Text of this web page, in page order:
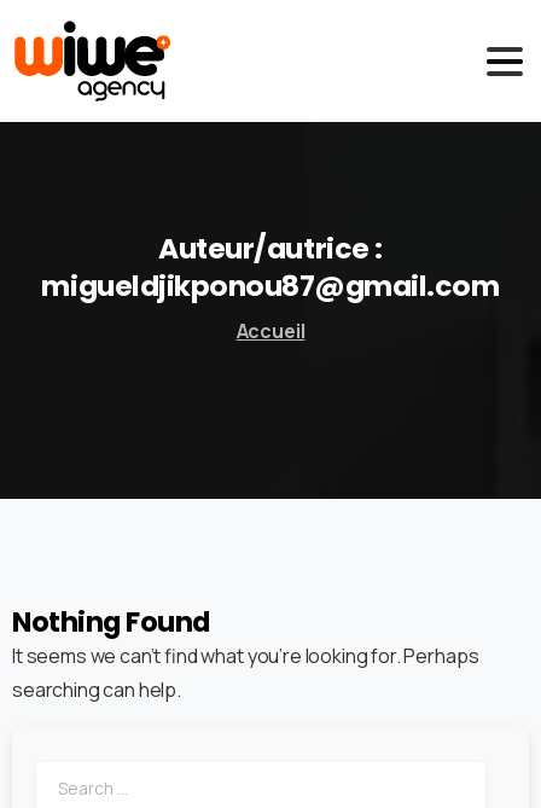
Auteur/autrice :
migueldjikponou87@gmail.com
Accueil
Nothing Found
It seems we can’t find what you’re looking for. Perhaps
searching can help.